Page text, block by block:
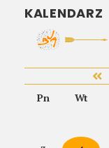
KALENDARZ
Pn Wt